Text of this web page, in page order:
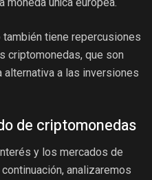
tiene repercusiones
criptomonedas, que son
a las inversiones
de criptomonedas
y los mercados de
analizaremos